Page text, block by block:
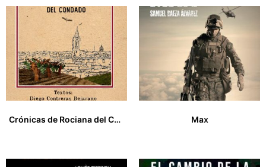
Crónicas de Rociana del Condado
Max